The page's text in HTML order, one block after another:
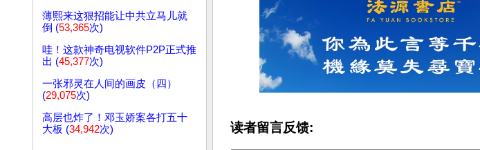
薄熙来这狠招能让中共立马儿就
倒 (53,365次)
哇！这款神奇电视软件P2P正式推
出 (45,377次)
一张邪灵在人间的画皮（四）
(29,075次)
高层也炸了！邓玉娇案各打五十
大板 (34,942次) 读者留言反馈: